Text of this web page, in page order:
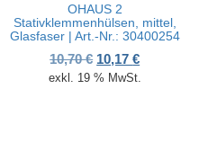
war: 10,70 €
ist: 10,17 €.
OHAUS 2
Stativklemmenhülsen, mittel,
Glasfaser | Art.-Nr.: 30400254
10,70€ Ursprünglicher
10,17€Aktueller
exkl. 19 % MwSt.